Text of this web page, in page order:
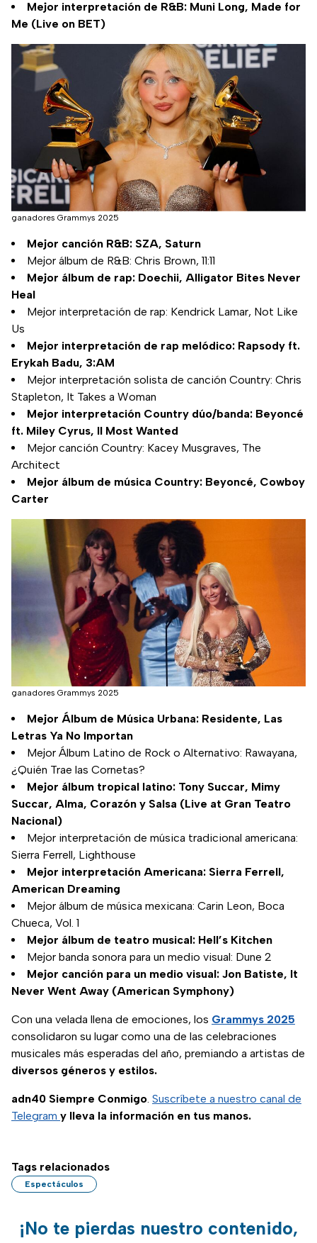
Mejor interpretación de R&B: Muni Long, Made for
Me (Live on BET)
ganadores Grammys 2025
Mejor canción R&B: SZA, Saturn
Mejor álbum de R&B: Chris Brown, 11:11
Mejor álbum de rap: Doechii, Alligator Bites Never
Heal
Mejor interpretación de rap: Kendrick Lamar, Not Like
Us
Mejor interpretación de rap melódico: Rapsody ft.
Erykah Badu, 3:AM
Mejor interpretación solista de canción Country: Chris
Stapleton, It Takes a Woman
Mejor interpretación Country dúo/banda: Beyoncé
ft. Miley Cyrus, II Most Wanted
Mejor canción Country: Kacey Musgraves, The
Architect
Mejor álbum de música Country: Beyoncé, Cowboy
Carter
ganadores Grammys 2025
Mejor Álbum de Música Urbana: Residente, Las
Letras Ya No Importan
Mejor Álbum Latino de Rock o Alternativo: Rawayana,
¿Quién Trae las Cornetas?
Mejor álbum tropical latino: Tony Succar, Mimy
Succar, Alma, Corazón y Salsa (Live at Gran Teatro
Nacional)
Mejor interpretación de música tradicional americana:
Sierra Ferrell, Lighthouse
Mejor interpretación Americana: Sierra Ferrell,
American Dreaming
Mejor álbum de música mexicana: Carin Leon, Boca
Chueca, Vol. 1
Mejor álbum de teatro musical: Hell’s Kitchen
Mejor banda sonora para un medio visual: Dune 2
Mejor canción para un medio visual: Jon Batiste, It
Never Went Away (American Symphony)
Con una velada llena de emociones, los Grammys 2025
consolidaron su lugar como una de las celebraciones
musicales más esperadas del año, premiando a artistas de
diversos géneros y estilos.
adn40 Siempre Conmigo. Suscríbete a nuestro canal de
Telegram y lleva la información en tus manos.
Tags relacionados
Espectáculos
¡No te pierdas nuestro contenido,